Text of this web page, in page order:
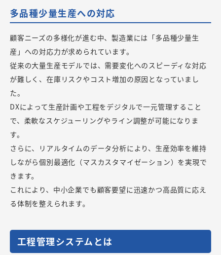
多品種少量生産への対応
顧客ニーズの多様化が進む中、製造業には「多品種少量生
産」への対応力が求められています。
従来の大量生産モデルでは、需要変化へのスピーディな対応
が難しく、在庫リスクやコスト増加の原因となっていまし
た。
DXによって生産計画や工程をデジタルで一元管理すること
で、柔軟なスケジューリングやライン調整が可能になりま
す。
さらに、リアルタイムのデータ分析により、生産効率を維持
しながら個別最適化（マスカスタマイゼーション）を実現で
きます。
これにより、中小企業でも顧客要望に迅速かつ高品質に応え
る体制を整えられます。
工程管理システムとは